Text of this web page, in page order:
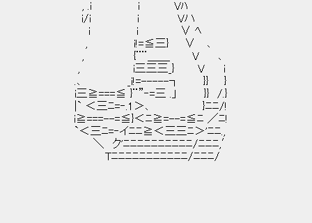
, .i i Vﾊ
i/i i Vハ
i i ∨ ﾍ
, i!=≦三} ∨ ､
, {¨¨＿＿ V ､
, i三三三_} V i
.､ _i!=-----┐ }} }
i三≧===≦ }¨”‐=三 .」 }} /.}
|` ＜三ﾆ=‐.1＞､ }ﾆﾆ/!
i≧===--=≦}＜ﾆ≧=--=≦ﾆ ／ﾆ!
`＜三ﾆ=‐イﾆﾆ≧＜三三ﾆ＞'ﾆﾆ.,
＼ ク'ﾆﾆﾆﾆﾆﾆﾆﾆﾆﾆ/ﾆﾆﾆ,′
Tﾆﾆﾆﾆﾆﾆﾆﾆﾆﾆﾆ/ﾆﾆﾆ/